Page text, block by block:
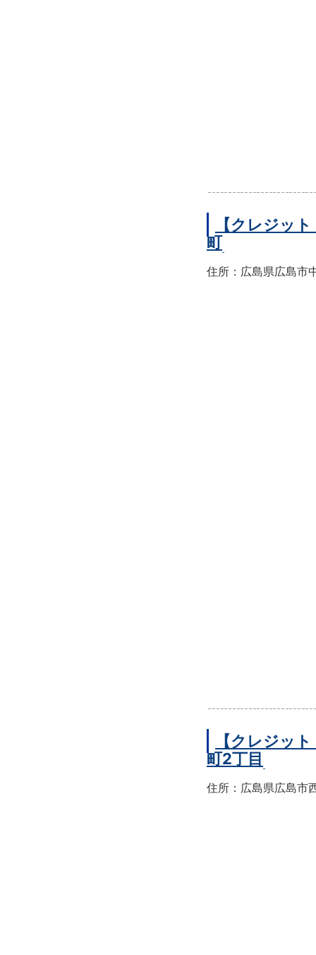
【クレジッ
町
住所：広島県広島市
【クレジッ
町2丁目
住所：広島県広島市